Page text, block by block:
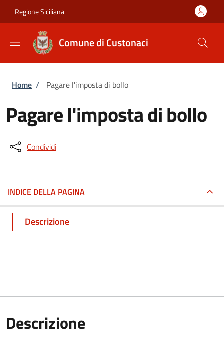
Regione Siciliana
Comune di Custonaci
Briciole di pane
Home / Pagare l'imposta di bollo
Pagare l'imposta di bollo
Condividi
INDICE DELLA PAGINA
Descrizione
Descrizione